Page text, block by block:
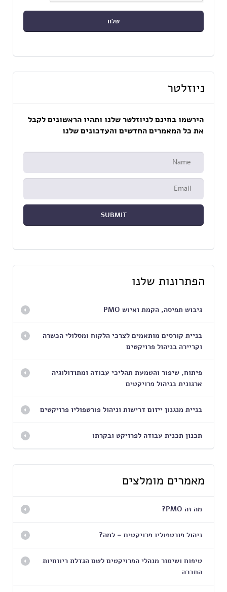
ניוזלטר
הירשמו בחינם לניוזלטר שלנו ותהיו הראשונים לקבל
את כל המאמרים החדשים והעדכונים שלנו
הפתרונות שלנו
גיבוש תפיסה, הקמת ואיוש PMO
בניית קורסים מותאמים לצרכי הלקוח ומסלולי הכשרה
וקריירה בניהול פרויקטים
פיתוח, שיפור והטמעת תהליכי עבודה ומתודולוגיה
ארגונית בניהול פרויקטים
בניית מנגנון ייזום דרישות וניהול פורטפוליו פרויקטים
תכנון תכנית עבודה לפרויקט ובקרתו
מאמרים מומלצים
מה זה PMO?
ניהול פורטפוליו פרויקטים – למה?
טיפוח ושימור מנהלי הפרויקטים לשם הגדלת ריווחיות
החברה